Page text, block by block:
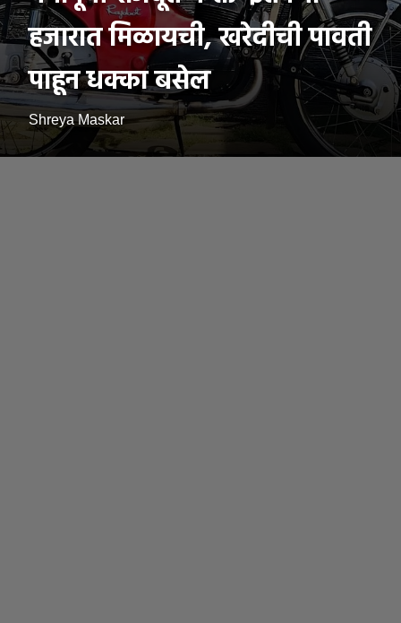
हजारात मिळायची, खरेदीची पावती
पाहून धक्का बसेल
Shreya Maskar